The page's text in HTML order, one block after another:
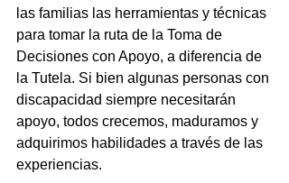
las familias las herramientas y técnicas
para tomar la ruta de la Toma de
Decisiones con Apoyo, a diferencia de
la Tutela. Si bien algunas personas con
discapacidad siempre necesitarán
apoyo, todos crecemos, maduramos y
adquirimos habilidades a través de las
experiencias.